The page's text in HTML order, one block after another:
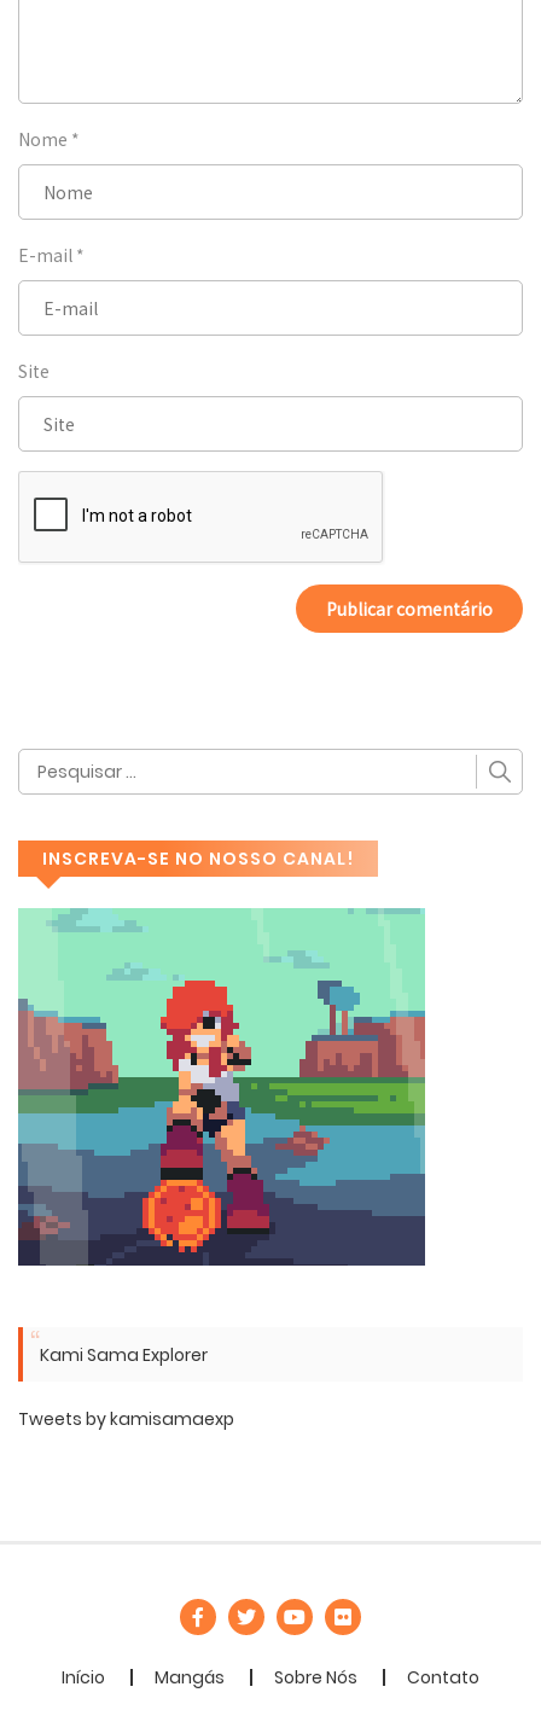
Nome *
E-mail *
Site
INSCREVA-SE NO NOSSO CANAL!
Kami Sama Explorer
Tweets by kamisamaexp
Início Mangás Sobre Nós Contato